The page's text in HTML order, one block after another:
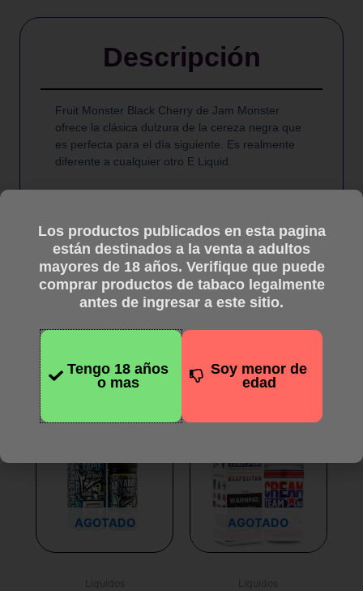
Descripción
Fruit Monster Black Cherry de Jam Monster
ofrece la clásica dulzura de la cereza negra que
es perfecta para el día siguiente. Es realmente
diferente a cualquier otro E Liquid.
Productos
relacionados
AGOTADO
Liquidos
Este
tiene
múltiples
variantes.
Las
pueden
AGOTADO
Liquidos
Este
tiene
múltiples
variantes.
Las
opciones
pueden
Los productos publicados en esta pagina
están destinados a la venta a adultos
mayores de 18 años. Verifique que puede
comprar productos de tabaco legalmente
antes de ingresar a este sitio.
Tengo 18 años
o mas
Soy menor de
edad